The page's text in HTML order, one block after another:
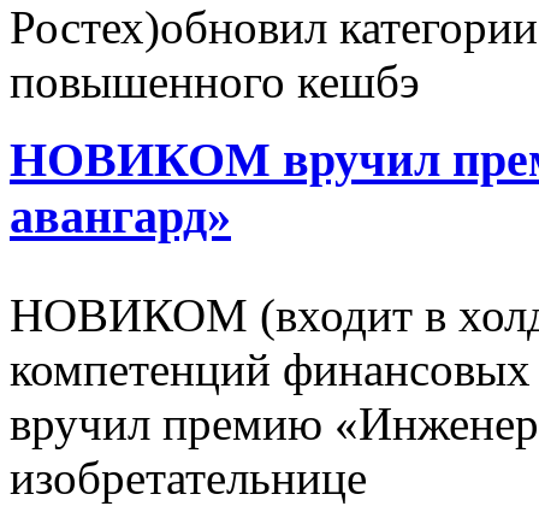
Ростех)обновил
повышенного кешбэ
НОВИКОМ вручил
авангард»
НОВИКОМ (входит в
компетенций
вручил премию
изобретательнице